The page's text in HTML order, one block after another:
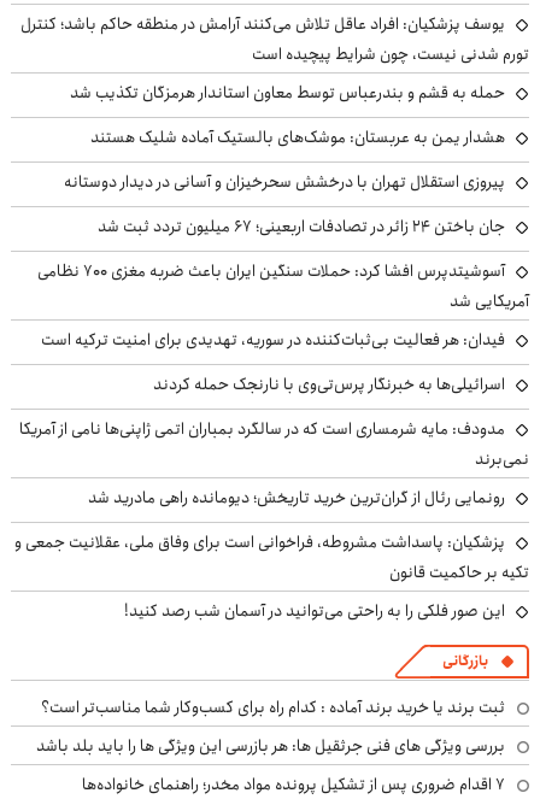
یوسف پزشکیان: افراد عاقل تلاش می‌کنند آرامش در منطقه حاکم باشد؛ کنترل
تورم شدنی نیست، چون شرایط پیچیده است
حمله به قشم و بندرعباس توسط معاون استاندار هرمزگان تکذیب شد
هشدار یمن به عربستان: موشک‌های بالستیک آماده شلیک هستند
پیروزی استقلال تهران با درخشش سحرخیزان و آسانی در دیدار دوستانه
جان باختن ۲۴ زائر در تصادفات اربعینی؛ ۶۷ میلیون تردد ثبت شد
آسوشیتدپرس افشا کرد: حملات سنگین ایران باعث ضربه مغزی ۷۰۰ نظامی
آمریکایی شد
فیدان: هر فعالیت بی‌ثبات‌کننده در سوریه، تهدیدی برای امنیت ترکیه است
اسرائیلی‌ها به خبرنگار پرس‌تی‌وی با نارنجک حمله کردند
مدودف: مایه شرمساری است که در سالگرد بمباران اتمی ژاپنی‌ها نامی از آمریکا
نمی‌برند
رونمایی رئال از گران‌ترین خرید تاریخش؛ دیومانده راهی مادرید شد
پزشکیان: پاسداشت مشروطه، فراخوانی است برای وفاق ملی، عقلانیت جمعی و
تکیه بر حاکمیت قانون
این صور فلکی را به راحتی می‌توانید در آسمان شب رصد کنید!
بازرگانی
ثبت برند یا خرید برند آماده : کدام راه برای کسب‌وکار شما مناسب‌تر است؟
بررسی ویژگی های فنی جرثقیل ها: هر بازرسی این ویژگی ها را باید بلد باشد
۷ اقدام ضروری پس از تشکیل پرونده مواد مخدر؛ راهنمای خانواده‌ها